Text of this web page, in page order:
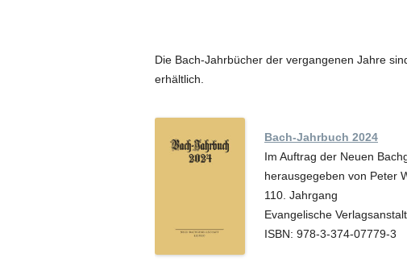
Die Bach-Jahrbücher der vergangenen Jahre
erhältlich.
Bach-Jahrbuch 2024
Im Auftrag der Neuen
herausgegeben von Peter
110. Jahrgang
Evangelische
ISBN: 978-3-374-07779-3